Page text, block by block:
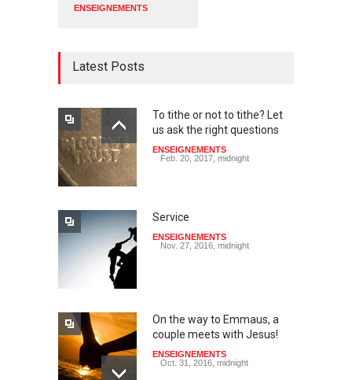
ENSEIGNEMENTS
Latest Posts
To tithe or not to tithe? Let
us ask the right questions
ENSEIGNEMENTS
Feb. 20, 2017, midnight
Service
ENSEIGNEMENTS
Nov. 27, 2016, midnight
On the way to Emmaus, a
couple meets with Jesus!
ENSEIGNEMENTS
Oct. 31, 2016, midnight